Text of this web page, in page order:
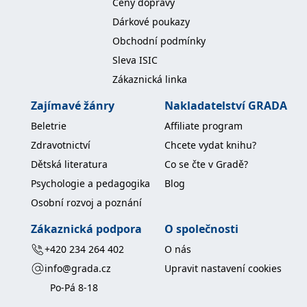
Ceny dopravy
Dárkové poukazy
Obchodní podmínky
Sleva ISIC
Zákaznická linka
Zajímavé žánry
Beletrie
Zdravotnictví
Dětská literatura
Psychologie a pedagogika
Osobní rozvoj a poznání
Nakladatelství GRADA
Affiliate program
Chcete vydat knihu?
Co se čte v Gradě?
Blog
Zákaznická podpora
+420 234 264 402
info@grada.cz
Po-Pá 8-18
O společnosti
O nás
Upravit nastavení cookies